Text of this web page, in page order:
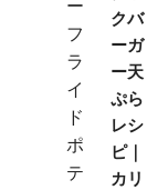
クバ
ーガ
ー天
ぷら
レシ
ピ｜
カリ